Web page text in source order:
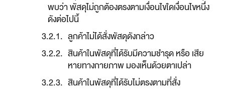
พบว่า พัสดุไม่ถูกต้องตรงตามเงื่อนไขใดเงื่อนไขหนึ่ง
ดังต่อไปนี้
ลูกค้าไม่ได้สั่งพัสดุดังกล่าว
สินค้าในพัสดุที่ได้รับมีความชำรุด หรือ เสีย
หายทางกายภาพ มองเห็นด้วยตาเปล่า
สินค้าในพัสดุที่ได้รับไม่ตรงตามที่สั่ง